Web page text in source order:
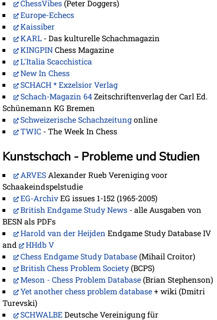
ChessVibes(Peter Doggers)
Europe-Echecs
Kaissiber
KARL - Das kulturelle Schachmagazin
KINGPINChess Magazine
L'Italia Scacchistica
New In Chess
SCHACH * Exzelsior Verlag
Schach-Magazin 64Zeitschriftenverlag der Carl Ed.
Schünemann KG Bremen
Schweizerische Schachzeitungonline
TWIC - The Week In Chess
Kunstschach - Probleme und Studien
ARVES Alexander Rueb Vereniging voor
Schaakeindspelstudie
EG-ArchivEG issues 1-152 (1965-2005)
British Endgame Study News - alle Ausgaben von
BESN als PDFs
Harold van der Heijden Endgame Study Database IV
and
HHdb V
Chess Endgame Study Database(Mihail Croitor)
British Chess Problem Society(BCPS)
Meson - Chess Problem Database(Brian Stephenson)
Yet another chess problem database+ wiki (Dmitri
Turevski)
SCHWALBEDeutsche Vereinigung für